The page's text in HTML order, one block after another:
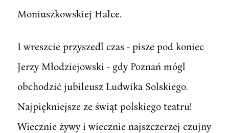
Moniuszkowskiej Halce.
I wreszcie przyszedl czas - pisze pod koniec
Jerzy Młodziejowski - gdy Poznań mógl
obchodzić jubileusz Ludwika Solskiego.
Najpiękniejsze ze świąt polskiego teatru!
Wiecznie żywy i wiecznie najszczerzej czujny